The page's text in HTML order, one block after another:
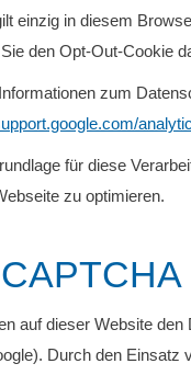
einzig in diesem
den Opt-Out-Cookie
zum
für diese
zu optimieren.
auf dieser Website
Durch den Einsatz